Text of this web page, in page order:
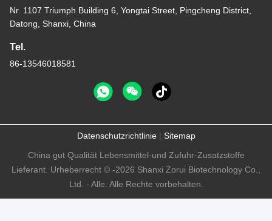
Nr. 1107 Triumph Building 6, Yongtai Street, Pingcheng District,
Datong, Shanxi, China
Tel.
86-13546018581
Datenschutzrichtlinie| Sitemap
China gut Qualität Lebensmittel-und Zufuhr-Zusatzstoffe
Lieferant. Urheberrecht © -2026 Shanxi Zorui Biotechnology Co.,
Ltd. - Alle. Alle Rechte vorbehalten.